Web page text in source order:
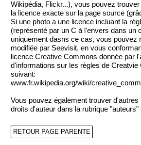
Wikipédia, Flickr...), vous pouvez
la licence exacte sur la page source
Si une photo a une licence incluant la
(représenté par un C à l'envers dans un
uniquement dasns ce cas, vous pouvez
modifiée par Seevisit, en vous
licence Creative Commons donnée par
d'informations sur les règles de
suivant:
www.fr.wikipedia.org/wiki/
Vous pouvez également trouver
droits d'auteur dans la rubrique
RETOUR PAGE PARENTE